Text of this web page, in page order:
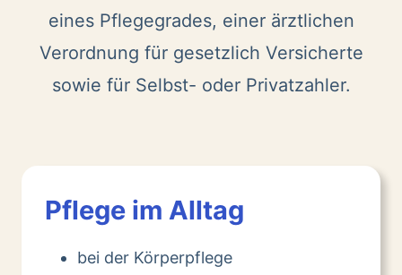
eines Pflegegrades, einer ärztlichen
Verordnung für gesetzlich Versicherte
sowie für Selbst- oder Privatzahler.
Pflege im Alltag
bei der Körperpflege